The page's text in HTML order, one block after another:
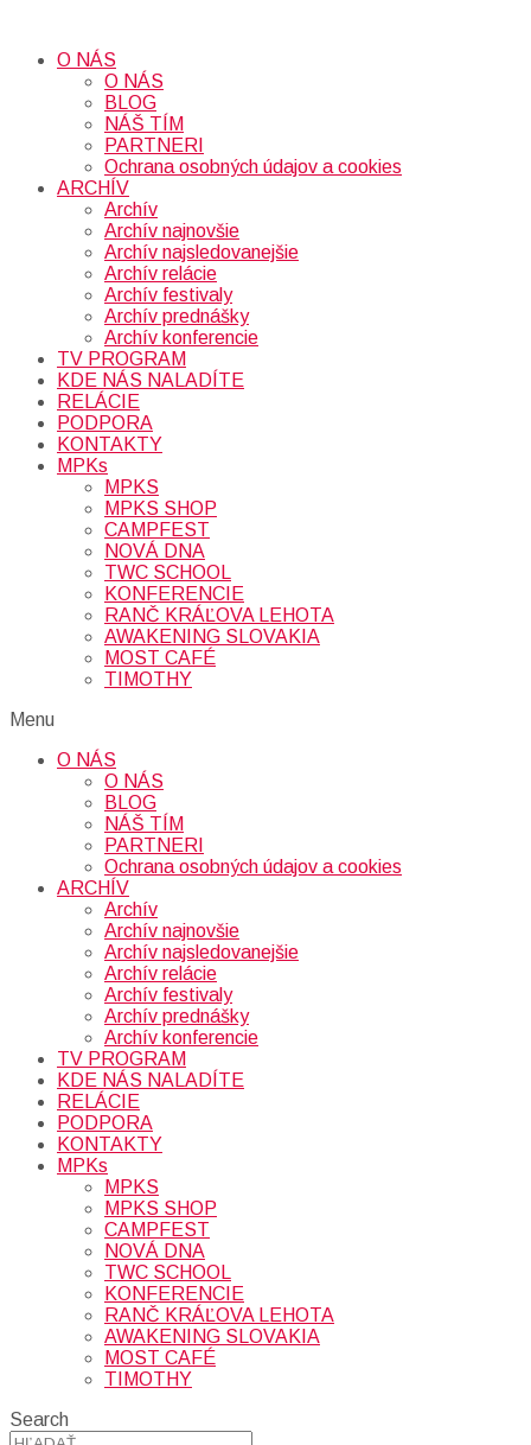
O NÁS
O NÁS
BLOG
NÁŠ TÍM
PARTNERI
Ochrana osobných údajov a cookies
ARCHÍV
Archív
Archív najnovšie
Archív najsledovanejšie
Archív relácie
Archív festivaly
Archív prednášky
Archív konferencie
TV PROGRAM
KDE NÁS NALADÍTE
RELÁCIE
PODPORA
KONTAKTY
MPKs
MPKS
MPKS SHOP
CAMPFEST
NOVÁ DNA
TWC SCHOOL
KONFERENCIE
RANČ KRÁĽOVA LEHOTA
AWAKENING SLOVAKIA
MOST CAFÉ
TIMOTHY
Menu
O NÁS
O NÁS
BLOG
NÁŠ TÍM
PARTNERI
Ochrana osobných údajov a cookies
ARCHÍV
Archív
Archív najnovšie
Archív najsledovanejšie
Archív relácie
Archív festivaly
Archív prednášky
Archív konferencie
TV PROGRAM
KDE NÁS NALADÍTE
RELÁCIE
PODPORA
KONTAKTY
MPKs
MPKS
MPKS SHOP
CAMPFEST
NOVÁ DNA
TWC SCHOOL
KONFERENCIE
RANČ KRÁĽOVA LEHOTA
AWAKENING SLOVAKIA
MOST CAFÉ
TIMOTHY
Search